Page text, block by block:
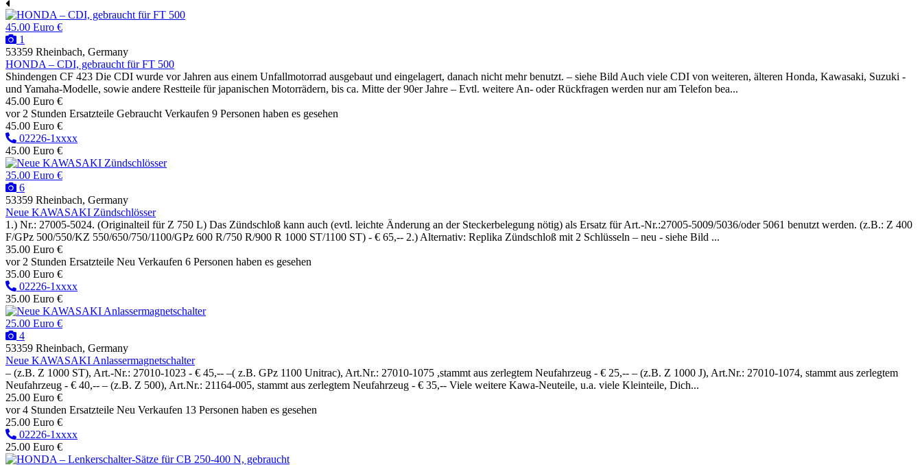
45.00 Euro €
1
53359 Rheinbach, Germany
HONDA – CDI, gebraucht für FT 500
Shindengen CF 423 Die CDI wurde vor Jahren aus einem Unfallmotorrad ausgebaut und eingelagert, danach nicht mehr benutzt. – siehe Bild Auch viele CDI von weiteren, älteren Honda, Kawasaki, Suzuki -
und Yamaha-Modelle, sowie andere Restteile für japanischen Motorrädern, bis ca. Mitte der 90er Jahre – Evtl. weitere An- oder Rückfragen werden nur am Telefon bea...
45.00 Euro €
vor 2 Stunden Ersatzteile Gebraucht Verkaufen 9 Personen haben es gesehen
45.00 Euro €
02226-1xxxx
45.00 Euro €
35.00 Euro €
6
53359 Rheinbach, Germany
Neue KAWASAKI Zündschlösser
1.) Nr.: 27005-5024. (Originalteil für Z 750 L) Das Zündschloß kann auch (evtl. leichte Änderung an der Steckerbelegung nötig) als Ersatz für Art.-Nr.:27005-5009/5036/oder 5061 benutzt werden. (z.B.: Z 400
F/GPz 500/550/KZ 550/650/750/1100/GPz 600 R/750 R/900 R 1000 ST/1100 ST) - € 65,-- 2.) Alternativ: Replika Zündschloß mit 2 Schlüsseln – neu - siehe Bild ...
35.00 Euro €
vor 2 Stunden Ersatzteile Neu Verkaufen 6 Personen haben es gesehen
35.00 Euro €
02226-1xxxx
35.00 Euro €
25.00 Euro €
4
53359 Rheinbach, Germany
Neue KAWASAKI Anlassermagnetschalter
– (z.B. Z 1000 ST), Art.-Nr.: 27010-1023 - € 45,-- –( z.B. GPz 1100 Unitrac), Art.Nr.: 27010-1075 ,stammt aus zerlegtem Neufahrzeug - € 25,-- – (z.B. Z 1000 J), Art.Nr.: 27010-1074, stammt aus zerlegtem
Neufahrzeug - € 40,-- – (z.B. Z 500), Art.Nr.: 21164-005, stammt aus zerlegtem Neufahrzeug - € 35,-- Viele weitere Kawa-Neuteile, u.a. viele Kleinteile, Dich...
25.00 Euro €
vor 4 Stunden Ersatzteile Neu Verkaufen 13 Personen haben es gesehen
25.00 Euro €
02226-1xxxx
25.00 Euro €